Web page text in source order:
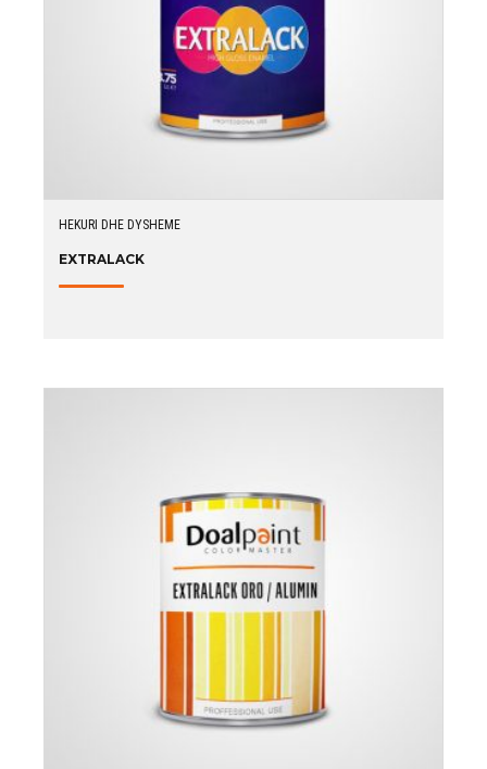
HEKURI DHE DYSHEME
EXTRALACK